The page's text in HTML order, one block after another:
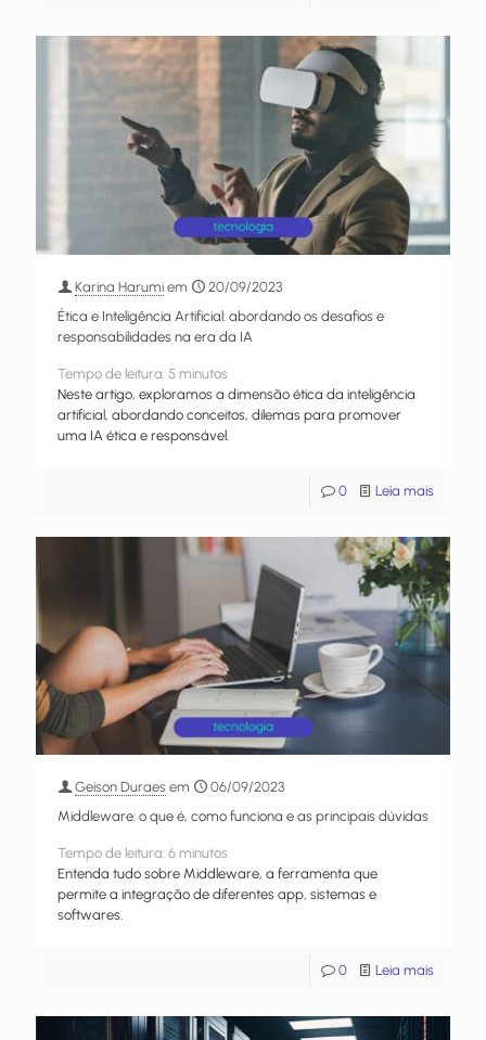
Karina Harumi em
20/09/2023
Ética e Inteligência Artificial: abordando os desafios e
responsabilidades na era da IA
Tempo de leitura: 5 minutos
Neste artigo, exploramos a dimensão ética da inteligência
artificial, abordando conceitos, dilemas para promover
uma IA ética e responsável.
0 Leia mais
Geison Duraes em
06/09/2023
Middleware: o que é, como funciona e as principais dúvidas
Tempo de leitura: 6 minutos
Entenda tudo sobre Middleware, a ferramenta que
permite a integração de diferentes app, sistemas e
softwares.
0 Leia mais